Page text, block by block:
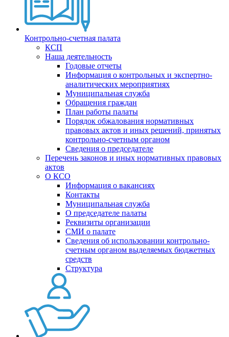
Контрольно-счетная палата
КСП
Наша деятельность
Годовые отчеты
Информация о контрольных и экспертно-
аналитических мероприятиях
Муниципальная служба
Обращения граждан
План работы палаты
Порядок обжалования нормативных
правовых актов и иных решений, принятых
контрольно-счетным органом
Сведения о председателе
Перечень законов и иных нормативных правовых
актов
О КСО
Информация о вакансиях
Контакты
Муниципальная служба
О председателе палаты
Реквизиты организации
СМИ о палате
Сведения об использовании контрольно-
счетным органом выделяемых бюджетных
средств
Структура